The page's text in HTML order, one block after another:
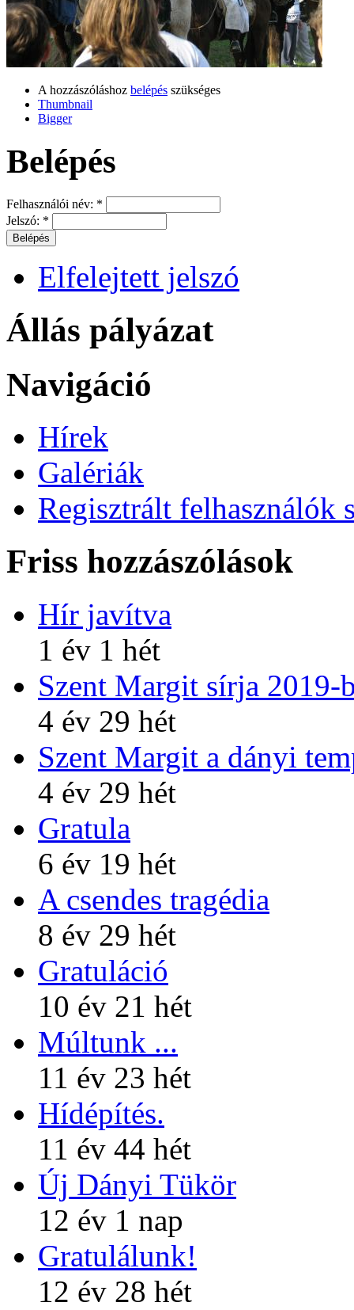
A hozzászóláshoz belépés szükséges
Thumbnail
Bigger
Belépés
Felhasználói név: *
Jelszó: *
Elfelejtett jelszó
Állás pályázat
Navigáció
Hírek
Galériák
Regisztrált felhasználók
Friss hozzászólások
Hír javítva
1 év 1 hét
Szent Margit sírja 2019-
4 év 29 hét
Szent Margit a dányi
4 év 29 hét
Gratula
6 év 19 hét
A csendes tragédia
8 év 29 hét
Gratuláció
10 év 21 hét
Múltunk ...
11 év 23 hét
Hídépítés.
11 év 44 hét
Új Dányi Tükör
12 év 1 nap
Gratulálunk!
12 év 28 hét